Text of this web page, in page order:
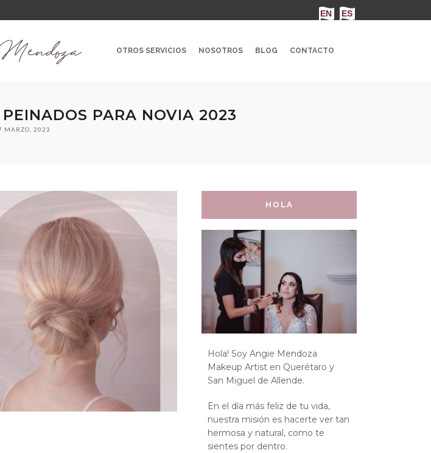
OTROS SERVICIOS NOSOTROS BLOG CONTACTO
PARA NOVIA 2023
MARZO, 2023
HOLA
Hola! Soy Angie Mendoza
Makeup Artist en Querétaro y
San Miguel de Allende.
En el día más feliz de tu vida,
nuestra misión es hacerte ver tan
hermosa y natural, como te
sientes por dentro.